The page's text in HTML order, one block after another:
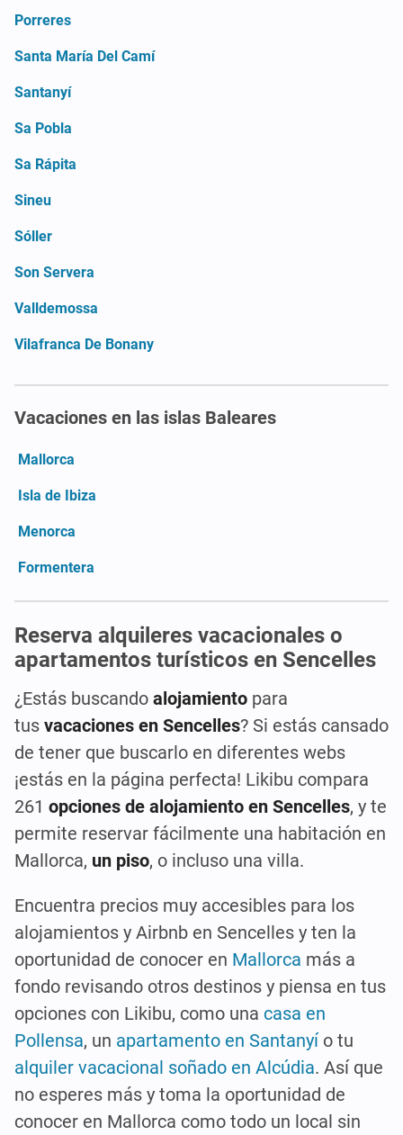
Porreres
Santa María Del Camí
Santanyí
Sa Pobla
Sa Rápita
Sineu
Sóller
Son Servera
Valldemossa
Vilafranca De Bonany
Vacaciones en las islas Baleares
Mallorca
Isla de Ibiza
Menorca
Formentera
Reserva alquileres vacacionales o
apartamentos turísticos en Sencelles
¿Estás buscando alojamiento para
tus vacaciones en Sencelles? Si estás cansado
de tener que buscarlo en diferentes webs
¡estás en la página perfecta! Likibu compara
261 opciones de alojamiento en Sencelles, y te
permite reservar fácilmente una habitación en
Mallorca, un piso, o incluso una villa.
Encuentra precios muy accesibles para los
alojamientos y Airbnb en Sencelles y ten la
oportunidad de conocer en Mallorca más a
fondo revisando otros destinos y piensa en tus
opciones con Likibu, como una casa en
Pollensa, un apartamento en Santanyío tu
alquiler vacacional soñado en Alcúdia. Así que
no esperes más y toma la oportunidad de
conocer en Mallorca como todo un local sin